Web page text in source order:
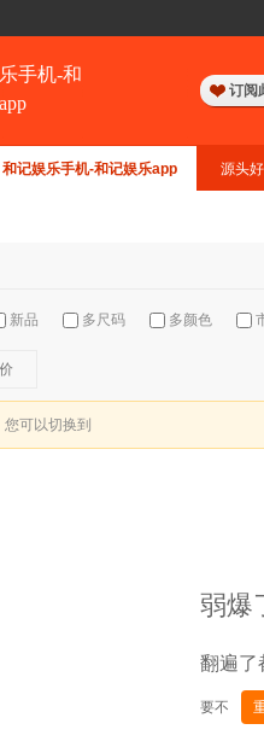
手机-和
订阅
和记娱乐手机-和记娱乐app 源头
新品 多尺码 多颜色
可以切换到
弱爆
翻遍了
要不